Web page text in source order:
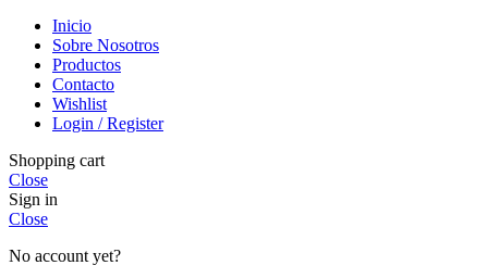
Inicio
Sobre Nosotros
Productos
Contacto
Wishlist
Login / Register
Shopping cart
Close
Sign in
Close
No account yet?